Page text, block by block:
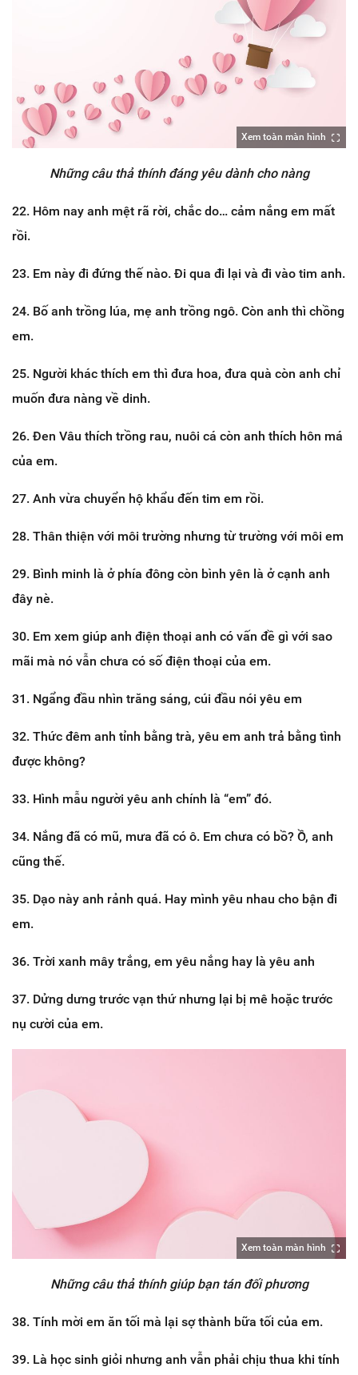
Xem toàn màn hình
Những câu thả thính đáng yêu dành cho nàng
22. Hôm nay anh mệt rã rời, chắc do… cảm nắng em mất
rồi.
23. Em này đi đứng thế nào. Đi qua đi lại và đi vào tim anh.
24. Bố anh trồng lúa, mẹ anh trồng ngô. Còn anh thì chồng
em.
25. Người khác thích em thì đưa hoa, đưa quà còn anh chỉ
muốn đưa nàng về dinh.
26. Đen Vâu thích trồng rau, nuôi cá còn anh thích hôn má
của em.
27. Anh vừa chuyển hộ khẩu đến tim em rồi.
28. Thân thiện với môi trường nhưng từ trường với môi em
29. Bình minh là ở phía đông còn bình yên là ở cạnh anh
đây nè.
30. Em xem giúp anh điện thoại anh có vấn đề gì với sao
mãi mà nó vẫn chưa có số điện thoại của em.
31. Ngẩng đầu nhìn trăng sáng, cúi đầu nói yêu em
32. Thức đêm anh tỉnh bằng trà, yêu em anh trả bằng tình
được không?
33. Hình mẫu người yêu anh chính là “em” đó.
34. Nắng đã có mũ, mưa đã có ô. Em chưa có bồ? Ồ, anh
cũng thế.
35. Dạo này anh rảnh quá. Hay mình yêu nhau cho bận đi
em.
36. Trời xanh mây trắng, em yêu nắng hay là yêu anh
37. Dửng dưng trước vạn thứ nhưng lại bị mê hoặc trước
nụ cười của em.
Xem toàn màn hình
Những câu thả thính giúp bạn tán đối phương
38. Tính mời em ăn tối mà lại sợ thành bữa tối của em.
39. Là học sinh giỏi nhưng anh vẫn phải chịu thua khi tính